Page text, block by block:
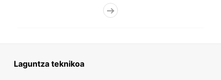
Laguntza teknikoa